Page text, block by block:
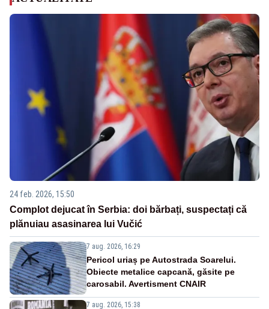
24 feb. 2026, 15:50
Complot dejucat în Serbia: doi bărbați, suspectați că
plănuiau asasinarea lui Vučić
7 aug. 2026, 16:29
Pericol uriaș pe Autostrada Soarelui.
Obiecte metalice capcană, găsite pe
carosabil. Avertisment CNAIR
7 aug. 2026, 15:38